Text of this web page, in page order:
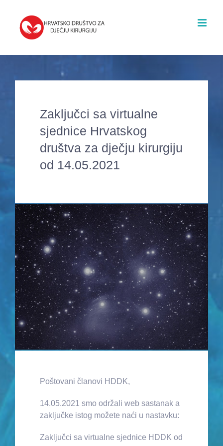
content
Zaključci sa virtualne
sjednice Hrvatskog
društva za dječju kirurgiju
od 14.05.2021
Poštovani članovi HDDK,
14.05.2021 smo održali web sastanak a
zaključke istog možete naći u nastavku:
Zaključci sa virtualne sjednice HDDK od